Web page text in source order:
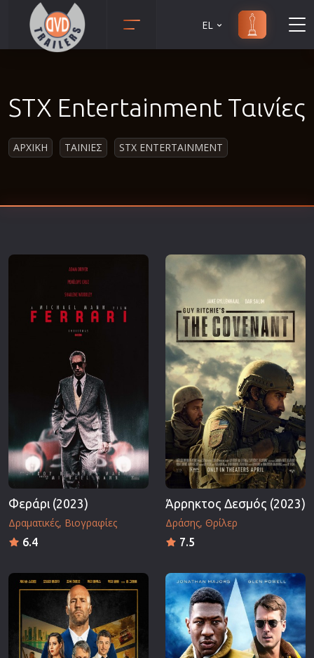
Αισθηματικές
Αστυνομικές
Δράσης
Ελληνικός Κινηματογράφος
Επιβίωσης
Επιστημονικής Φαντασίας
Εποχής
Ερωτικές
Ευρωπαικός Κινηματογράφος
Θρησκευτικές
Ιστορικές
Καταστροφής
Κλασσικές
EL
STX Entertainment Ταινίες
ΑΡΧΙΚΗ ΤΑΙΝΙΕΣ STX ENTERTAINMENT
Φεράρι (2023)
Δραματικές Βιογραφίες
6.4
Άρρηκτος Δεσμός (2023)
Δράσης Θρίλερ
7.5